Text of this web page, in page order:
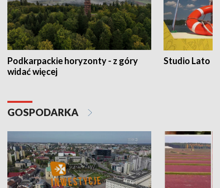
Podkarpackie horyzonty - z góry
widać więcej
Studio Lato
GOSPODARKA